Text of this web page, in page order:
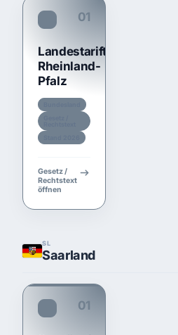
01
Landestariftreuegesetz
Rheinland-
Pfalz
Gesetz /
Rechtstext
öffnen
SL
Saarland
01